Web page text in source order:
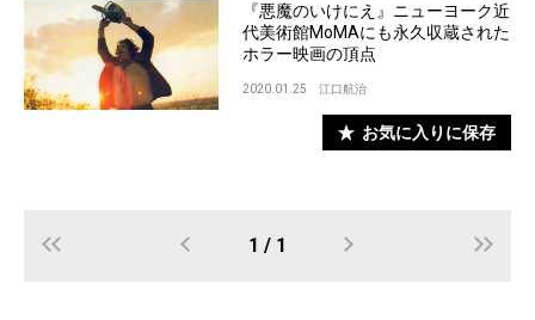
『悪魔のいけにえ』ニューヨーク近
代美術館MoMAにも永久収蔵された
ホラー映画の頂点
2020.01.25 江口航治
お気に入りに保存
1 / 1